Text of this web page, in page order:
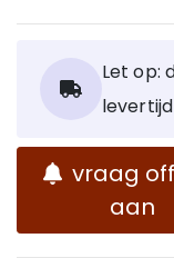
Maak zorgvuldig
lauwwarm
Let op:
vraag
aan